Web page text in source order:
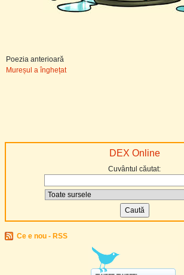
DEX Online
Cuvântul căutat:
Ce e nou - RSS
Poezia anterioară
Mureșul a înghețat